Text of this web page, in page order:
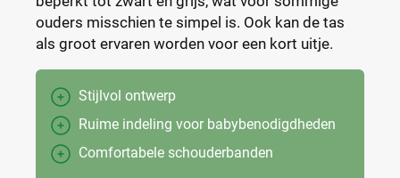
ouders misschien te simpel is. Ook kan de tas
als groot ervaren worden voor een kort uitje.
Stijlvol ontwerp
Ruime indeling voor babybenodigdheden
Comfortabele schouderbanden